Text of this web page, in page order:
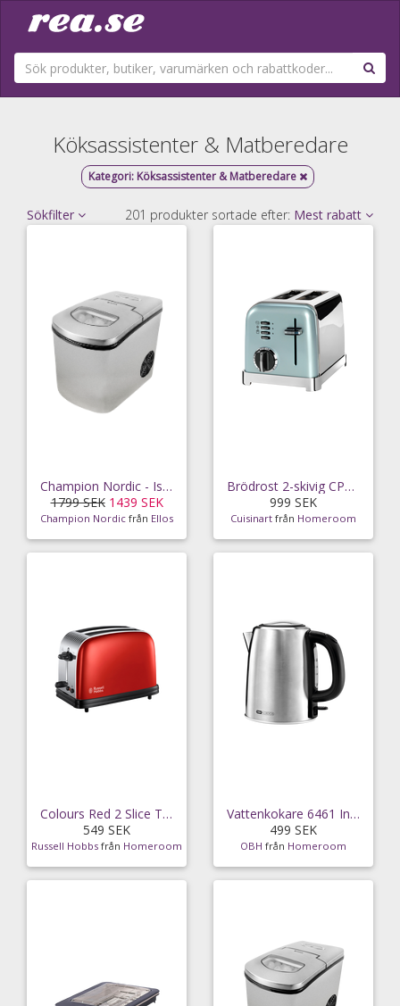
Köksassistenter & Matberedare
Kategori: Köksassistenter & Matberedare
Sökfilter 201 produkter sortade efter: Mest rabatt
Champion Nordic - Ismaskin Rostfri CHIM210
1799 SEK 1439 SEK
Champion Nordic från Ellos
Brödrost 2-skivig CPT160GE Grön
999 SEK
Cuisinart från Homeroom
Colours Red 2 Slice Toaster
549 SEK
Russell Hobbs från Homeroom
Vattenkokare 6461 Inox
499 SEK
OBH från Homeroom